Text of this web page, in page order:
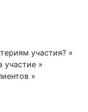
участия? »
участие »
»